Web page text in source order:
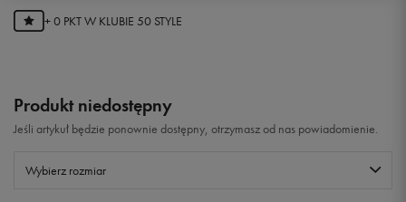
+ 0 PKT W KLUBIE 50 STYLE
Produkt niedostępny
Jeśli artykuł będzie ponownie dostępny, otrzymasz od nas powiadomienie.
Wybierz rozmiar